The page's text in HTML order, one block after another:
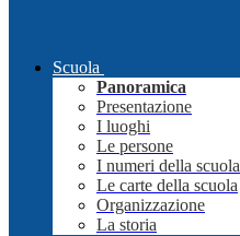
Scuola
Panoramica
Presentazione
I luoghi
Le persone
I numeri della scuola
Le carte della scuola
Organizzazione
La storia